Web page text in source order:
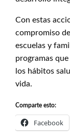
Con estas
compromiso
escuelas y
programas
los hábitos
vida.
Comparte esto:
Facebook